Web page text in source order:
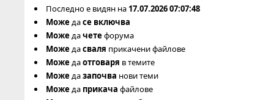
Последно е видян на 17.07.2026 07:07:48
Можедасе включва
Можедачетефорума
Можедасваля прикачени файлове
Можедаотговаря в темите
Можедазапочва нови теми
Можеда прикача файлове